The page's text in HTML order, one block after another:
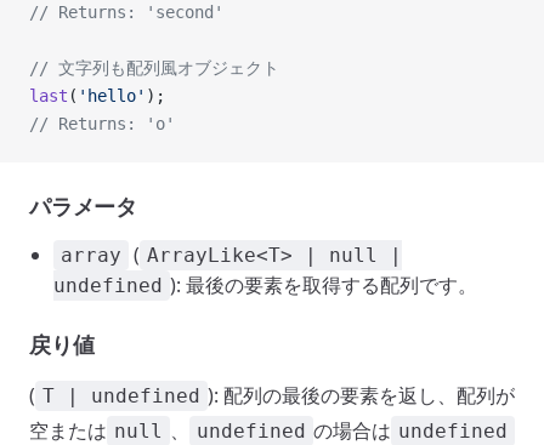
// Returns: 'second'
// 文字列も配列風オブジェクト
last ( 'hello' );
// Returns: 'o'
パラメータ
array ( ArrayLike<T> | null |
undefined ): 最後の要素を取得する配列です。
戻り値
( T | undefined ): 配列の最後の要素を返し、配列が
空または null 、 undefined の場合は undefined